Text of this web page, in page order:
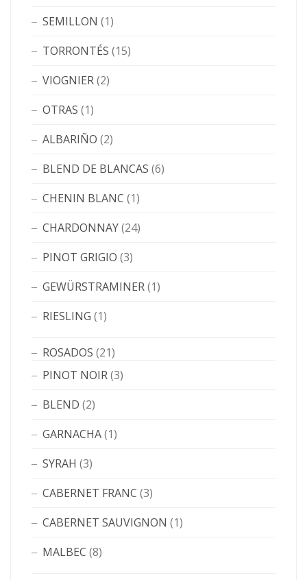
SEMILLON (1)
TORRONTÉS (15)
VIOGNIER(2)
OTRAS (1)
ALBARIÑO (2)
BLEND DE BLANCAS (6)
CHENIN BLANC (1)
CHARDONNAY(24)
PINOT GRIGIO (3)
GEWÜRSTRAMINER(1)
RIESLING (1)
ROSADOS (21)
PINOT NOIR(3)
BLEND (2)
GARNACHA(1)
SYRAH (3)
CABERNET FRANC (3)
CABERNET SAUVIGNON (1)
MALBEC (8)